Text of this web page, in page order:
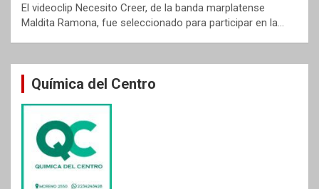
El videoclip Necesito Creer, de la banda marplatense
Maldita Ramona, fue seleccionado para participar en la…
Química del Centro